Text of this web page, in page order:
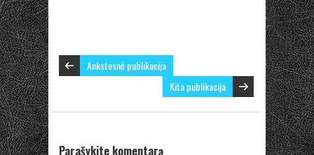
Ankstesnė publikacija
Kita publikacija
Parašykite komentarą